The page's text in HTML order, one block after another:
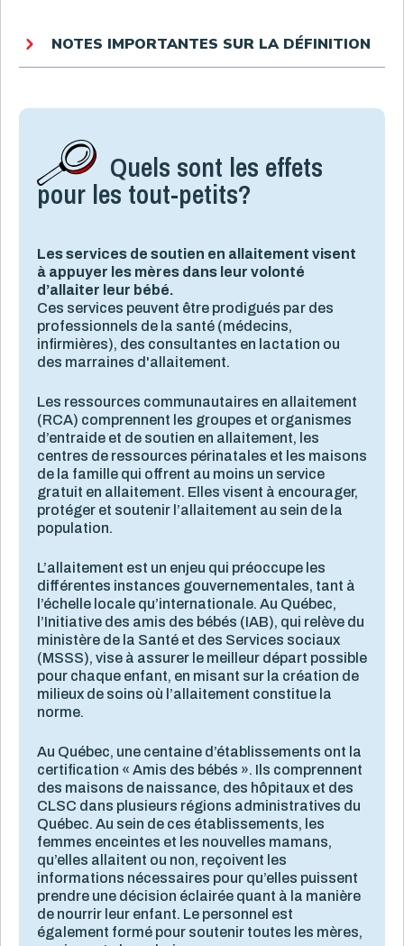
NOTES IMPORTANTES SUR LA DÉFINITION
Quels sont les effets
pour les tout-petits?
Les services de soutien en allaitement visent
à appuyer les mères dans leur volonté
d’allaiter leur bébé.
Ces services peuvent être prodigués par des
professionnels de la santé (médecins,
infirmières), des consultantes en lactation ou
des marraines d'allaitement.
Les ressources communautaires en allaitement
(RCA) comprennent les groupes et organismes
d’entraide et de soutien en allaitement, les
centres de ressources périnatales et les maisons
de la famille qui offrent au moins un service
gratuit en allaitement. Elles visent à encourager,
protéger et soutenir l’allaitement au sein de la
population.
L’allaitement est un enjeu qui préoccupe les
différentes instances gouvernementales, tant à
l’échelle locale qu’internationale. Au Québec,
l’Initiative des amis des bébés (IAB), qui relève du
ministère de la Santé et des Services sociaux
(MSSS), vise à assurer le meilleur départ possible
pour chaque enfant, en misant sur la création de
milieux de soins où l’allaitement constitue la
norme.
Au Québec, une centaine d’établissements ont la
certification « Amis des bébés ». Ils comprennent
des maisons de naissance, des hôpitaux et des
CLSC dans plusieurs régions administratives du
Québec. Au sein de ces établissements, les
femmes enceintes et les nouvelles mamans,
qu’elles allaitent ou non, reçoivent les
informations nécessaires pour qu’elles puissent
prendre une décision éclairée quant à la manière
de nourrir leur enfant. Le personnel est
également formé pour soutenir toutes les mères,